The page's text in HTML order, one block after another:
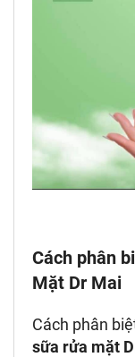
Cách phân
Mặt Dr Mai
Cách phân
sữa rửa mặt